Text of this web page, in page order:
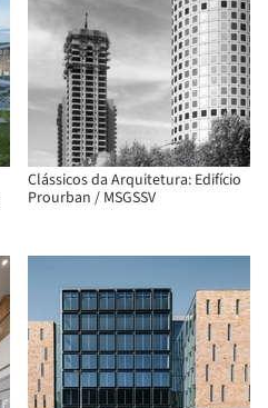
Clássicos da Arquitetura: Edifício
Prourban / MSGSSV